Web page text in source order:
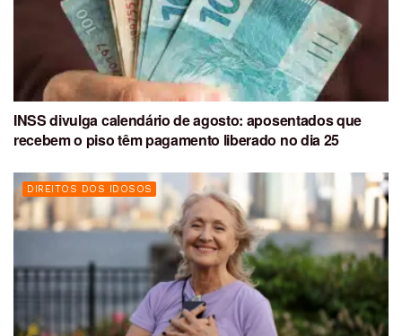
INSS divulga calendário de agosto: aposentados que
recebem o piso têm pagamento liberado no dia 25
DIREITOS DOS IDOSOS